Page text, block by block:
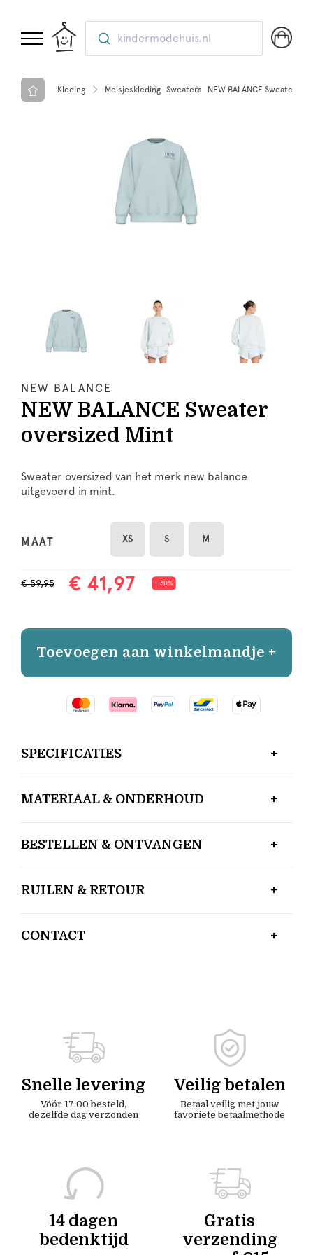
kindermodehuis.nl
Kleding Meisjeskleding Sweaters NEW BALANCE Sweater
NEW BALANCE
NEW BALANCE Sweater
oversized Mint
Sweater oversized van het merk new balance
uitgevoerd in mint.
MAAT XS S M
€ 59,95 € 41,97 - 30%
Toevoegen aan winkelmandje +
SPECIFICATIES
MATERIAAL & ONDERHOUD
BESTELLEN & ONTVANGEN
RUILEN & RETOUR
CONTACT
Snelle levering
Vóór 17:00 besteld,
dezelfde dag verzonden
Veilig betalen
Betaal veilig met jouw
favoriete betaalmethode
14 dagen
bedenktijd
Gratis
verzending